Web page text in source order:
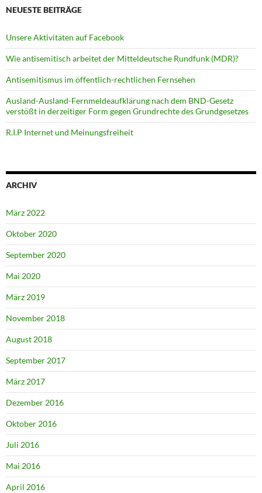
NEUESTE BEITRÄGE
Unsere Aktivitäten auf Facebook
Wie antisemitisch arbeitet der Mitteldeutsche Rundfunk (MDR)?
Antisemitismus im öffentlich-rechtlichen Fernsehen
Ausland-Ausland-Fernmeldeaufklärung nach dem BND-Gesetz
verstößt in derzeitiger Form gegen Grundrechte des Grundgesetzes
R.I.P Internet und Meinungsfreiheit
ARCHIV
März 2022
Oktober 2020
September 2020
Mai 2020
März 2019
November 2018
August 2018
September 2017
März 2017
Dezember 2016
Oktober 2016
Juli 2016
Mai 2016
April 2016